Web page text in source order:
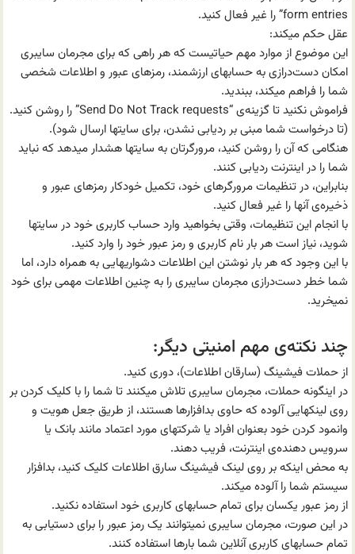
form entries” را غیر فعال کنید.
عقل حکم میکند:
این موضوع از موارد مهم حیاتیست که هر راهی که برای مجرمان سایبری
امکان دست‌درازی به حسابهای ارزشمند، رمزهای عبور و اطلاعات شخصی
شما را فراهم میکند، ببندید.
فراموش نکنید تا گزینه‌ی “Send Do Not Track requests” را روشن کنید.
(تا درخواست شما مبنی بر ردیابی نشدن، برای سایتها ارسال شود).
هنگامی که آن را روشن کنید، مرورگرتان به سایتها هشدار میدهد که نباید
شما را در اینترنت ردیابی کنند.
بنابراین، در تنظیمات مرورگرهای خود، تکمیل خودکار رمزهای عبور و
ذخیره‌ی آنها را غیر فعال کنید.
با انجام این تنظیمات، وقتی بخواهید وارد حساب کاربری خود در سایتها
شوید، نیاز است هر بار نام کاربری و رمز عبور خود را وارد کنید.
با این وجود که هر بار نوشتن این اطلاعات دشواریهایی به همراه دارد، اما
شما خطر دست‌درازی مجرمان سایبری را به چنین اطلاعات مهمی برای خود
نمیخرید.
چند نکته‌ی مهم امنیتی دیگر:
از حملات فیشینگ (سارقان اطلاعات)، دوری کنید.
در اینگونه حملات، مجرمان سایبری تلاش میکنند تا شما را با کلیک کردن بر
روی لینکهایی آلوده که حاوی بد‌افزارها هستند، از طریق جعل هویت و
وانمود کردن خود بعنوان افراد یا شرکتهای مورد اعتماد مانند بانک یا
سرویس دهنده‌ی اینترنت، فریب دهند.
به محض اینکه بر روی لینک فیشینگ سارق اطلاعات کلیک کنید، بد‌افزار
سیستم شما را آلوده میکند.
از رمز عبور یکسان برای تمام حسابهای کاربری خود استفاده نکنید.
در این صورت، مجرمان سایبری نمیتوانند یک رمز عبور را برای دستیابی به
تمام حسابهای کاربری آنلاین شما بارها استفاده کنند.